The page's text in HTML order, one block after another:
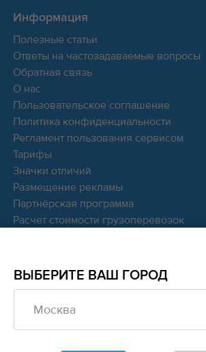
Информация
Полезные статьи
Ответы на частозадаваемые вопросы
Обратная связь
О нас
Пользовательское соглашение
Политика конфиденциальности
Регламент пользования сервисом
Тарифы
Значки отличий
Размещение рекламы
Партнёрская программа
Расчет стоимости грузоперевозок
ВЫБЕРИТЕ ВАШ ГОРОД
Москва